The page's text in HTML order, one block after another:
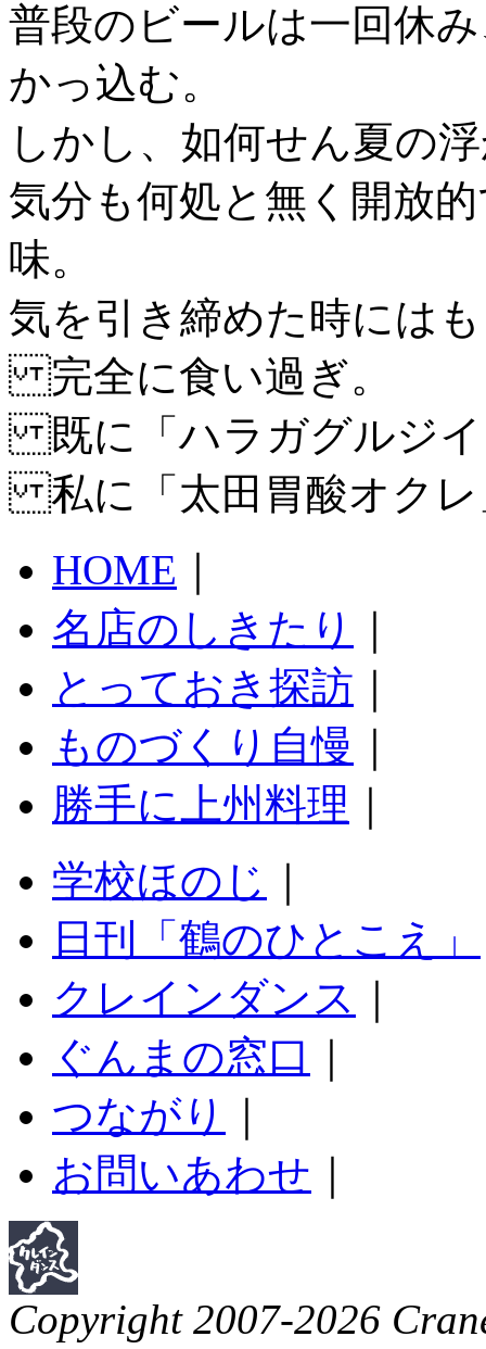
普段のビールは一回休
かっ込む。
しかし、如何せん夏の
気分も何処と無く開放
味。
気を引き締めた時には
完全に食い過ぎ。
既に「ハラガグルジ
私に「太田胃酸オクレ
HOME
名店のしきたり
とっておき探訪
ものづくり自慢
勝手に上州料理
学校ほのじ
日刊「鶴のひとこえ」
クレインダンス
ぐんまの窓口
つながり
お問いあわせ
Copyright 2007-2026